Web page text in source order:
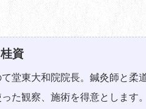
資
て堂東大和院院長。鍼灸師と柔
った観察、施術を得意とします